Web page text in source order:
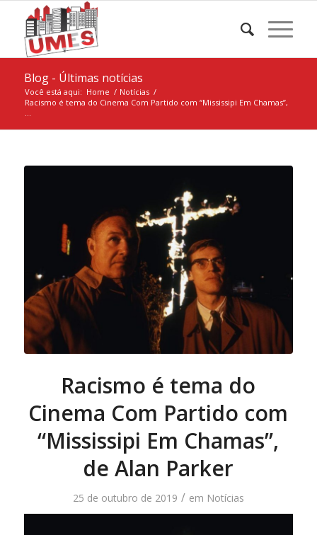
Blog - Últimas notícias
Você está aqui: Home / Notícias /
Racismo é tema do Cinema Com Partido com “Mississipi Em Chamas”,
...
Racismo é tema do
Cinema Com Partido com
“Mississipi Em Chamas”,
de Alan Parker
25 de outubro de 2019 / em Notícias